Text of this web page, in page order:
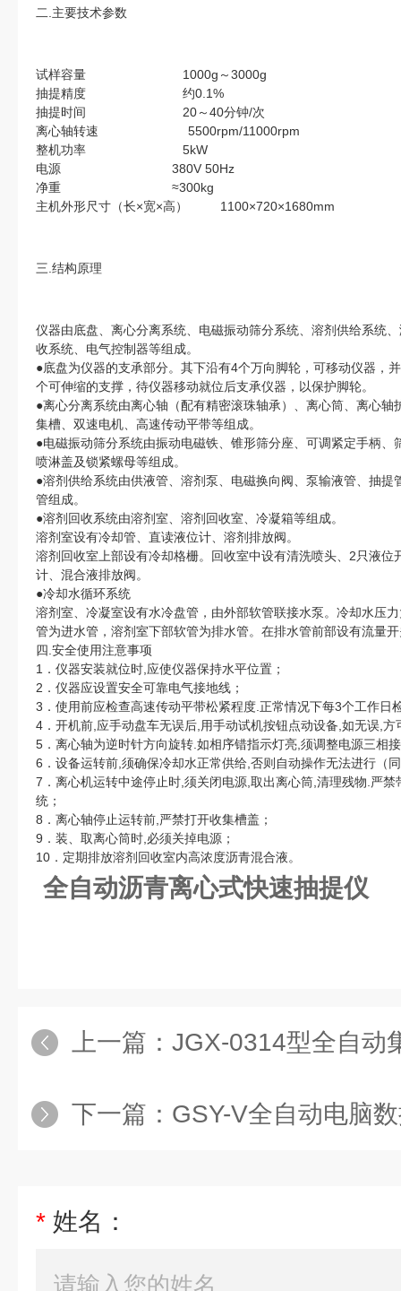
二.主要技术参数
试样容量 1000g～3000g
抽提精度 约0.1%
抽提时间 20～40分钟/次
离心轴转速 5500rpm/11000rpm
整机功率 5kW
电源 380V 50Hz
净重 ≈300kg
主机外形尺寸（长×宽×高） 1100×720×1680mm
三.结构原理
仪器由底盘、离心分离系统、电磁振动筛分系统、溶剂供给系统
收系统、电气控制器等组成。
●底盘为仪器的支承部分。其下沿有4个万向脚轮，可移动仪器，
个可伸缩的支撑，待仪器移动就位后支承仪器，以保护脚轮。
●离心分离系统由离心轴（配有精密滚珠轴承）、离心筒、离心轴
集槽、双速电机、高速传动平带等组成。
●电磁振动筛分系统由振动电磁铁、锥形筛分座、可调紧定手柄、
喷淋盖及锁紧螺母等组成。
●溶剂供给系统由供液管、溶剂泵、电磁换向阀、泵输液管、抽提
管组成。
●溶剂回收系统由溶剂室、溶剂回收室、冷凝箱等组成。
溶剂室设有冷却管、直读液位计、溶剂排放阀。
溶剂回收室上部设有冷却格栅。回收室中设有清洗喷头、2只液
计、混合液排放阀。
●冷却水循环系统
溶剂室、冷凝室设有水冷盘管，由外部软管联接水泵。冷却水压
管为进水管，溶剂室下部软管为排水管。在排水管前部设有流量
四.安全使用注意事项
1．仪器安装就位时,应使仪器保持水平位置；
2．仪器应设置安全可靠电气接地线；
3．使用前应检查高速传动平带松紧程度.正常情况下每3个工作日
4．开机前,应手动盘车无误后,用手动试机按钮点动设备,如无误,方
5．离心轴为逆时针方向旋转.如相序错指示灯亮,须调整电源三相
6．设备运转前,须确保冷却水正常供给,否则自动操作无法进行（
7．离心机运转中途停止时,须关闭电源,取出离心筒,清理残物.严
统；
8．离心轴停止运转前,严禁打开收集槽盖；
9．装、取离心筒时,必须关掉电源；
10．定期排放溶剂回收室内高浓度沥青混合液。
全自动沥青离心式快速抽提仪
上一篇： JGX-0314型全自动集料
下一篇： GSY-V全自动电脑数
* 姓名：